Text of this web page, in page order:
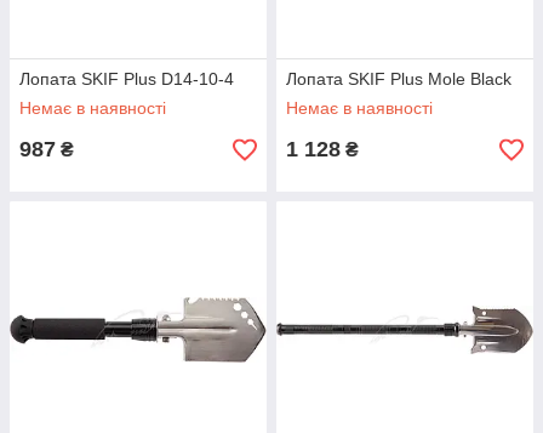
Лопата SKIF Plus D14-10-4
Немає в наявності
987 ₴
Лопата SKIF Plus Mole Black
Немає в наявності
1 128 ₴